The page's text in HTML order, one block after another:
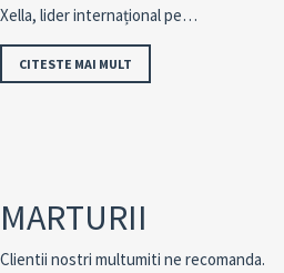
Xella, lider internațional pe…
CITESTE MAI MULT
MARTURII
Clientii nostri multumiti ne recomanda.